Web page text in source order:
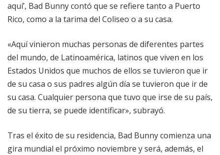
aquí’, Bad Bunny contó que se refiere tanto a Puerto
Rico, como a la tarima del Coliseo o a su casa.
«Aquí vinieron muchas personas de diferentes partes
del mundo, de Latinoamérica, latinos que viven en los
Estados Unidos que muchos de ellos se tuvieron que ir
de su casa o sus padres algún día se tuvieron que ir de
su casa. Cualquier persona que tuvo que irse de su país,
de su tierra, se puede identificar», subrayó.
Tras el éxito de su residencia, Bad Bunny comienza una
gira mundial el próximo noviembre y será, además, el